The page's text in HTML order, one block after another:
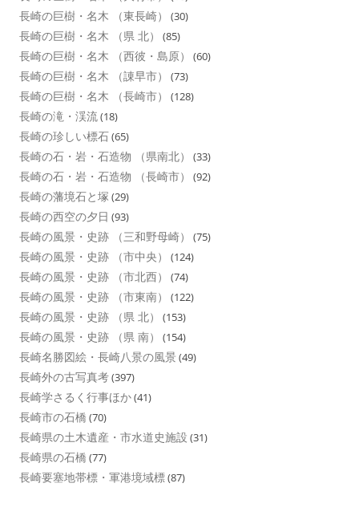
長崎の巨樹・名木 （東長崎） (30)
長崎の巨樹・名木 （県 北） (85)
長崎の巨樹・名木 （西彼・島原） (60)
長崎の巨樹・名木 （諌早市） (73)
長崎の巨樹・名木 （長崎市） (128)
長崎の滝・渓流(18)
長崎の珍しい標石(65)
長崎の石・岩・石造物 （県南北） (33)
長崎の石・岩・石造物 （長崎市） (92)
長崎の藩境石と塚 (29)
長崎の西空の夕日 (93)
長崎の風景・史跡 （三和野母崎） (75)
長崎の風景・史跡 （市中央） (124)
長崎の風景・史跡 （市北西） (74)
長崎の風景・史跡 （市東南） (122)
長崎の風景・史跡 （県 北） (153)
長崎の風景・史跡 （県 南） (154)
長崎名勝図絵・長崎八景の風景 (49)
長崎外の古写真考(397)
長崎学さるく行事ほか(41)
長崎市の石橋 (70)
長崎県の土木遺産・市水道史施設 (31)
長崎県の石橋 (77)
長崎要塞地帯標・軍港境域標(87)